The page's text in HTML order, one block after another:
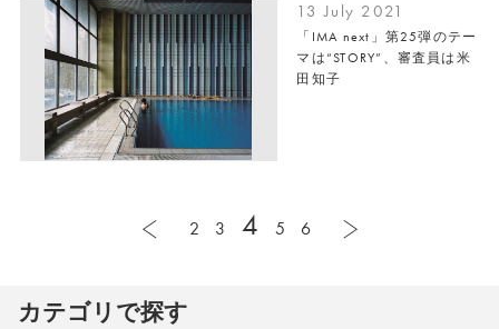
13 July 2021
「IMA next」第25弾のテー
マは“STORY”、審査員は米
田知子
2 3 4 5 6
カテゴリで探す